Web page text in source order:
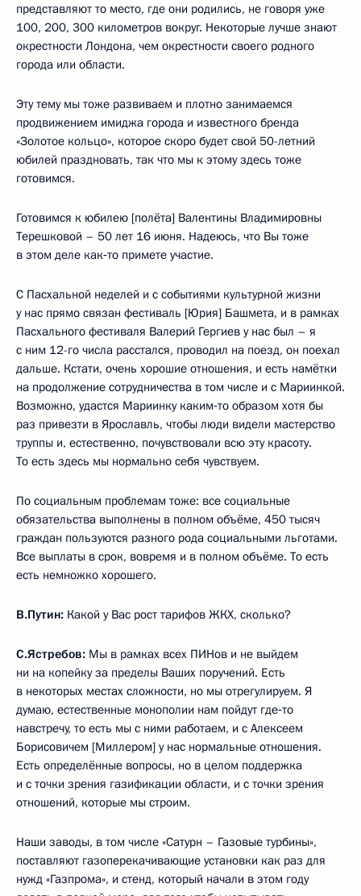
представляют то место, где они родились, не говоря уже
100, 200, 300 километров вокруг. Некоторые лучше знают
окрестности Лондона, чем окрестности своего родного
города или области.
Эту тему мы тоже развиваем и плотно занимаемся
продвижением имиджа города и известного бренда
«Золотое кольцо», которое скоро будет свой 50-летний
юбилей праздновать, так что мы к этому здесь тоже
готовимся.
Готовимся к юбилею [полёта] Валентины Владимировны
Терешковой – 50 лет 16 июня. Надеюсь, что Вы тоже
в этом деле как‑то примете участие.
С Пасхальной неделей и с событиями культурной жизни
у нас прямо связан фестиваль [Юрия] Башмета, и в рамках
Пасхального фестиваля Валерий Гергиев у нас был – я
с ним 12-го числа расстался, проводил на поезд, он поехал
дальше. Кстати, очень хорошие отношения, и есть намётки
на продолжение сотрудничества в том числе и с Мариинкой.
Возможно, удастся Мариинку каким‑то образом хотя бы
раз привезти в Ярославль, чтобы люди видели мастерство
труппы и, естественно, почувствовали всю эту красоту.
То есть здесь мы нормально себя чувствуем.
По социальным проблемам тоже: все социальные
обязательства выполнены в полном объёме, 450 тысяч
граждан пользуются разного рода социальными льготами.
Все выплаты в срок, вовремя и в полном объёме. То есть
есть немножко хорошего.
В.Путин: Какой у Вас рост тарифов ЖКХ, сколько?
С.Ястребов: Мы в рамках всех ПИНов и не выйдем
ни на копейку за пределы Ваших поручений. Есть
в некоторых местах сложности, но мы отрегулируем. Я
думаю, естественные монополии нам пойдут где‑то
навстречу, то есть мы с ними работаем, и с Алексеем
Борисовичем [Миллером] у нас нормальные отношения.
Есть определённые вопросы, но в целом поддержка
и с точки зрения газификации области, и с точки зрения
отношений, которые мы строим.
Наши заводы, в том числе «Сатурн – Газовые турбины»,
поставляют газоперекачивающие установки как раз для
нужд «Газпрома», и стенд, который начали в этом году